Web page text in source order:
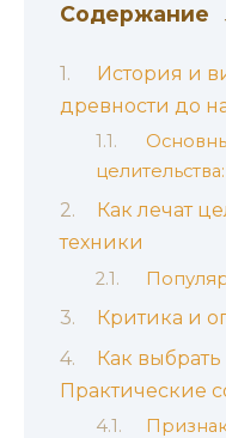
Содержание
История и
древности до
целительства:
Как лечат
техники
Критика и
Как
Практические